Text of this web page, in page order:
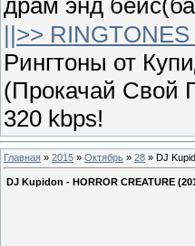
||>> RINGTONES
Рингтоны от
(Прокачай Свой
320 kbps!
Главная » 2015 » Октябрь » 28 » DJ
DJ Kupidon - HORROR CREATURE